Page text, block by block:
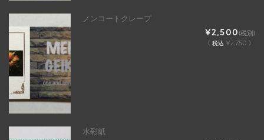
ノンコートクレープ
¥2,500(税別)
( 税込 ¥2,750 )
水彩紙